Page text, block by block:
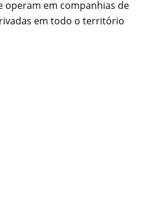
operam em companhias de
em todo o território